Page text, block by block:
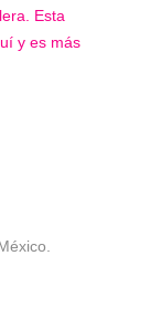
Esta
y es más